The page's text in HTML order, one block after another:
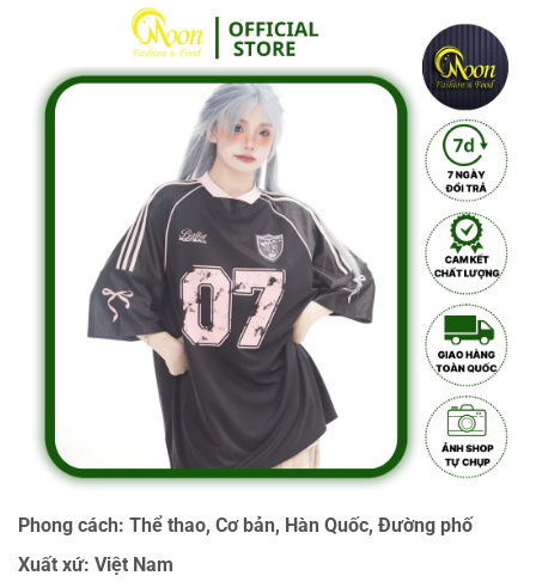
Phong cách: Thể thao, Cơ bản, Hàn Quốc, Đường phố
Xuất xứ: Việt Nam